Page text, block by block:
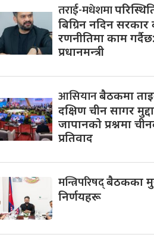
तराई-मधेशमा
बिग्रिन नदिन सरकार
रणनीतिमा काम गर्दैछ:
प्रधानमन्त्री
आसियानबैठकमा
दक्षिण चीन सागर
जापानको प्रश्नमा
प्रतिवाद
मन्त्रिपरिषद्बैठकका
निर्णयहरू